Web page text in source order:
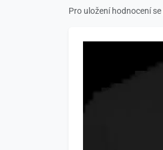
Pro uložení hodnocení se